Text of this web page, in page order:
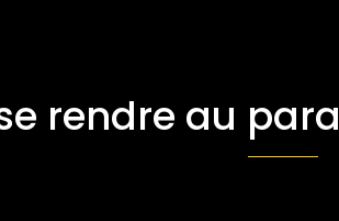
rendre au